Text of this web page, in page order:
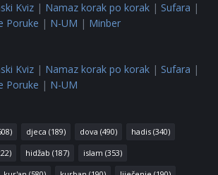
Kviz | Namaz korak po korak | Sufara |
Poruke | N-UM | Minber
Kviz | Namaz korak po korak | Sufara |
Poruke | N-UM
djeca (189) dova (490) hadis (340)
hidžab (187) islam (353)